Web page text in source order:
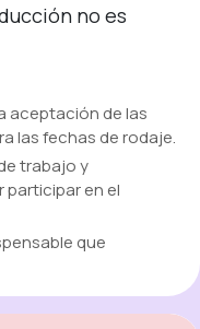
no es
aceptación de las
las fechas de rodaje.
trabajo y
en el
que